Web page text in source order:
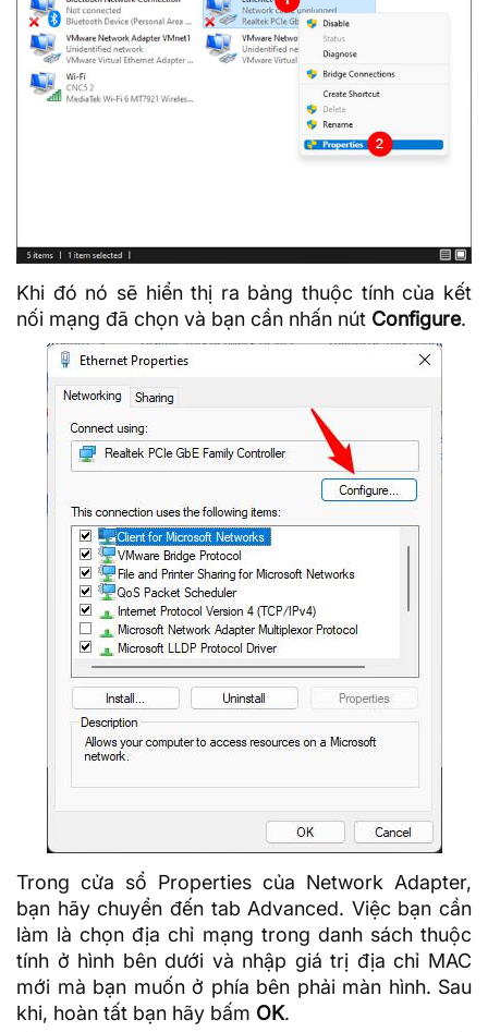
Khi đó nó sẽ hiển thị ra bảng thuộc tính của kết
nối mạng đã chọn và bạn cần nhấn nút Configure.
Trong cửa sổ Properties của Network Adapter,
bạn hãy chuyển đến tab Advanced. Việc bạn cần
làm là chọn địa chỉ mạng trong danh sách thuộc
tính ở hình bên dưới và nhập giá trị địa chỉ MAC
mới mà bạn muốn ở phía bên phải màn hình. Sau
khi, hoàn tất bạn hãy bấm OK.